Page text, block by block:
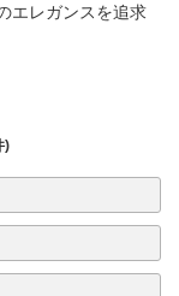
エレガンスを追求
)